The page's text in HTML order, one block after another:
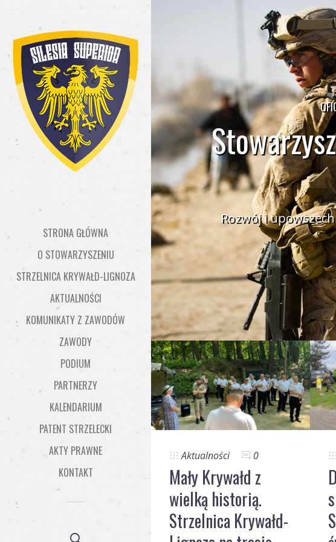
STRONA GŁÓWNA
O STOWARZYSZENIU
STRZELNICA KRYWAŁD-LIGNOZA
AKTUALNOŚCI
KOMUNIKATY Z ZAWODÓW
ZAWODY
PODIUM
PARTNERZY
KALENDARIUM
PATENT STRZELECKI
AKTY PRAWNE
KONTAKT
Rozwój i
Aktualności 0
Mały Krywałd z
wielką historią.
Strzelnica Krywałd-